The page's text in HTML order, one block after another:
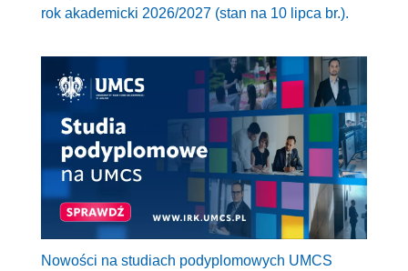
rok akademicki 2026/2027 (stan na 10 lipca br.).
Nowości na studiach podyplomowych UMCS